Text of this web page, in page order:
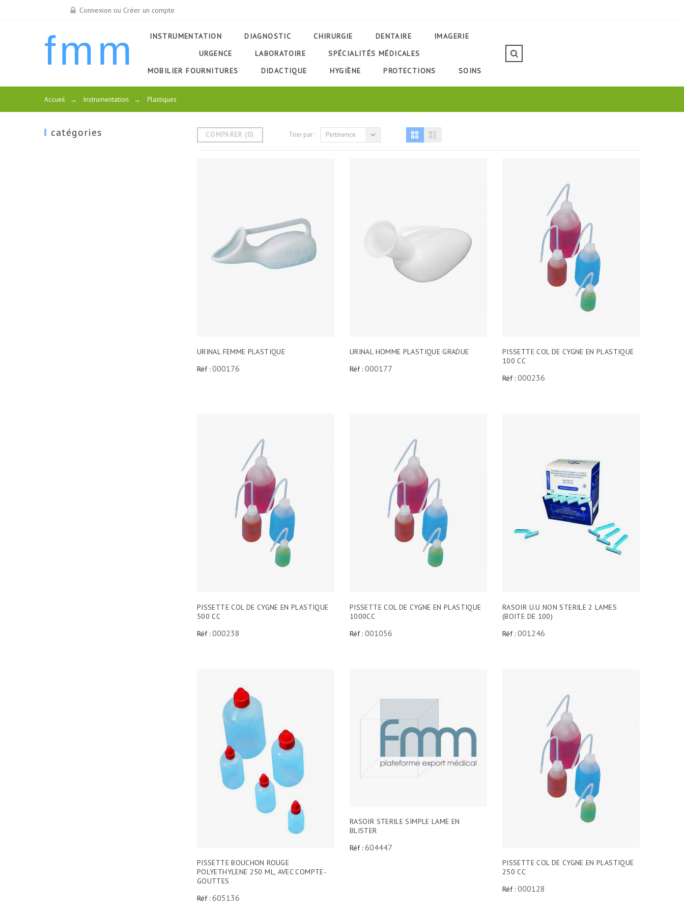
Connexion ou Créer un compte
fmm INSTRUMENTATION DIAGNOSTIC CHIRURGIE DENTAIRE
IMAGERIE
URGENCE
LABORATOIRE
SPÉCIALITÉS MÉDICALES
MOBILIER FOURNITURES
DIDACTIQUE HYGIÈNE PROTECTIONS SOINS
Accueil → Instrumentation → Plastiques
catégories COMPARER (0) Trier par : Pertinence
URINAL FEMME PLASTIQUE
Réf : 000176
URINAL HOMME PLASTIQUE GRADUE
Réf : 000177
PISSETTE COL DE CYGNE EN PLASTIQUE
100 CC
Réf : 000236
PISSETTE COL DE CYGNE EN PLASTIQUE
500 CC
Réf : 000238
PISSETTE COL DE CYGNE EN PLASTIQUE
1000CC
Réf : 001056
RASOIR U.U NON STERILE 2 LAMES
(BOITE DE 100)
Réf : 001246
PISSETTE BOUCHON ROUGE
POLYETHYLENE 250 ML, AVEC COMPTE-
GOUTTES
Réf : 605136
RASOIR STERILE SIMPLE LAME EN
BLISTER
Réf : 604447
PISSETTE COL DE CYGNE EN PLASTIQUE
250 CC
Réf : 000128